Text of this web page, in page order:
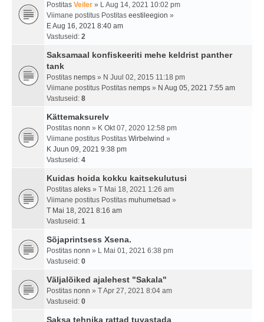
Postitas Veiler » L Aug 14, 2021 10:02 pm
Viimane postitus Postitas eestileegion »
E Aug 16, 2021 8:40 am
Vastuseid: 2
Saksamaal konfiskeeriti mehe keldrist panther
tank
Postitas nemps » N Juul 02, 2015 11:18 pm
Viimane postitus Postitas nemps » N Aug 05, 2021 7:55 am
Vastuseid: 8
Kättemaksurelv
Postitas nonn » K Okt 07, 2020 12:58 pm
Viimane postitus Postitas Wirbelwind »
K Juun 09, 2021 9:38 pm
Vastuseid: 4
Kuidas hoida kokku kaitsekulutusi
Postitas aleks » T Mai 18, 2021 1:26 am
Viimane postitus Postitas muhumetsad »
T Mai 18, 2021 8:16 am
Vastuseid: 1
Sõjaprintsess Xsena.
Postitas nonn » L Mai 01, 2021 6:38 pm
Vastuseid: 0
Väljalõiked ajalehest "Sakala"
Postitas nonn » T Apr 27, 2021 8:04 am
Vastuseid: 0
Saksa tehnika rattad tuvastada